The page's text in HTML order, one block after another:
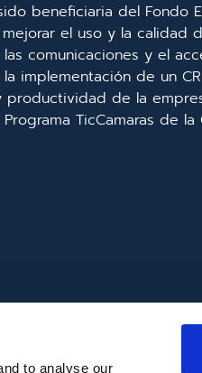
to analyse our
beneficiaria del Fondo
el uso y la calidad
comunicaciones y el
implementación de un
de la
TicCamaras de